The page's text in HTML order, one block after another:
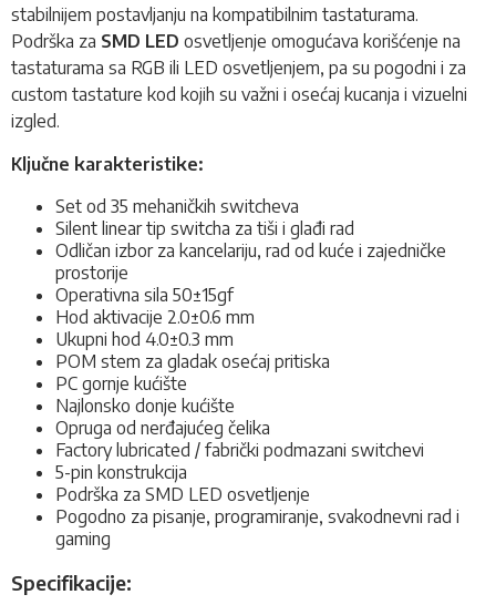
stabilnijem postavljanju na kompatibilnim tastaturama.
Podrška za SMD LED osvetljenje omogućava korišćenje na
tastaturama sa RGB ili LED osvetljenjem, pa su pogodni i za
custom tastature kod kojih su važni i osećaj kucanja i vizuelni
izgled.
Ključne karakteristike:
Set od 35 mehaničkih switcheva
Silent linear tip switcha za tiši i glađi rad
Odličan izbor za kancelariju, rad od kuće i zajedničke
prostorije
Operativna sila 50±15gf
Hod aktivacije 2.0±0.6 mm
Ukupni hod 4.0±0.3 mm
POM stem za gladak osećaj pritiska
PC gornje kućište
Najlonsko donje kućište
Opruga od nerđajućeg čelika
Factory lubricated / fabrički podmazani switchevi
5-pin konstrukcija
Podrška za SMD LED osvetljenje
Pogodno za pisanje, programiranje, svakodnevni rad i
gaming
Specifikacije: